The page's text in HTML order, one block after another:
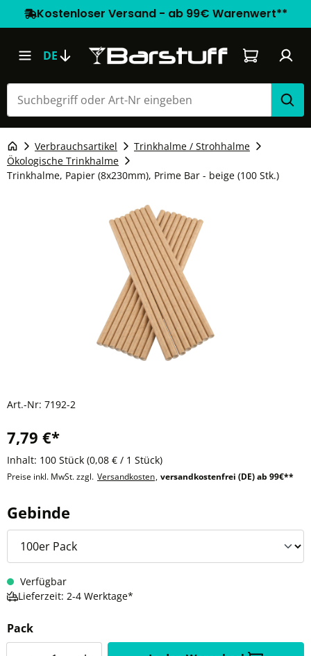
Kostenloser Versand - ab 99€ Warenwert**
DE Warenkorb
Verbrauchsartikel
Trinkhalme / Strohhalme
Ökologische Trinkhalme
Trinkhalme, Papier (8x230mm), Prime Bar - beige (100 Stk.)
Art.-Nr: 7192-2
7,79 €*
Inhalt: 100 Stück (0,08 € / 1 Stück)
Preise inkl. MwSt. zzgl. Versandkosten, versandkostenfrei (DE) ab 99€**
Gebinde
Verfügbar
Lieferzeit: 2-4 Werktage*
Pack